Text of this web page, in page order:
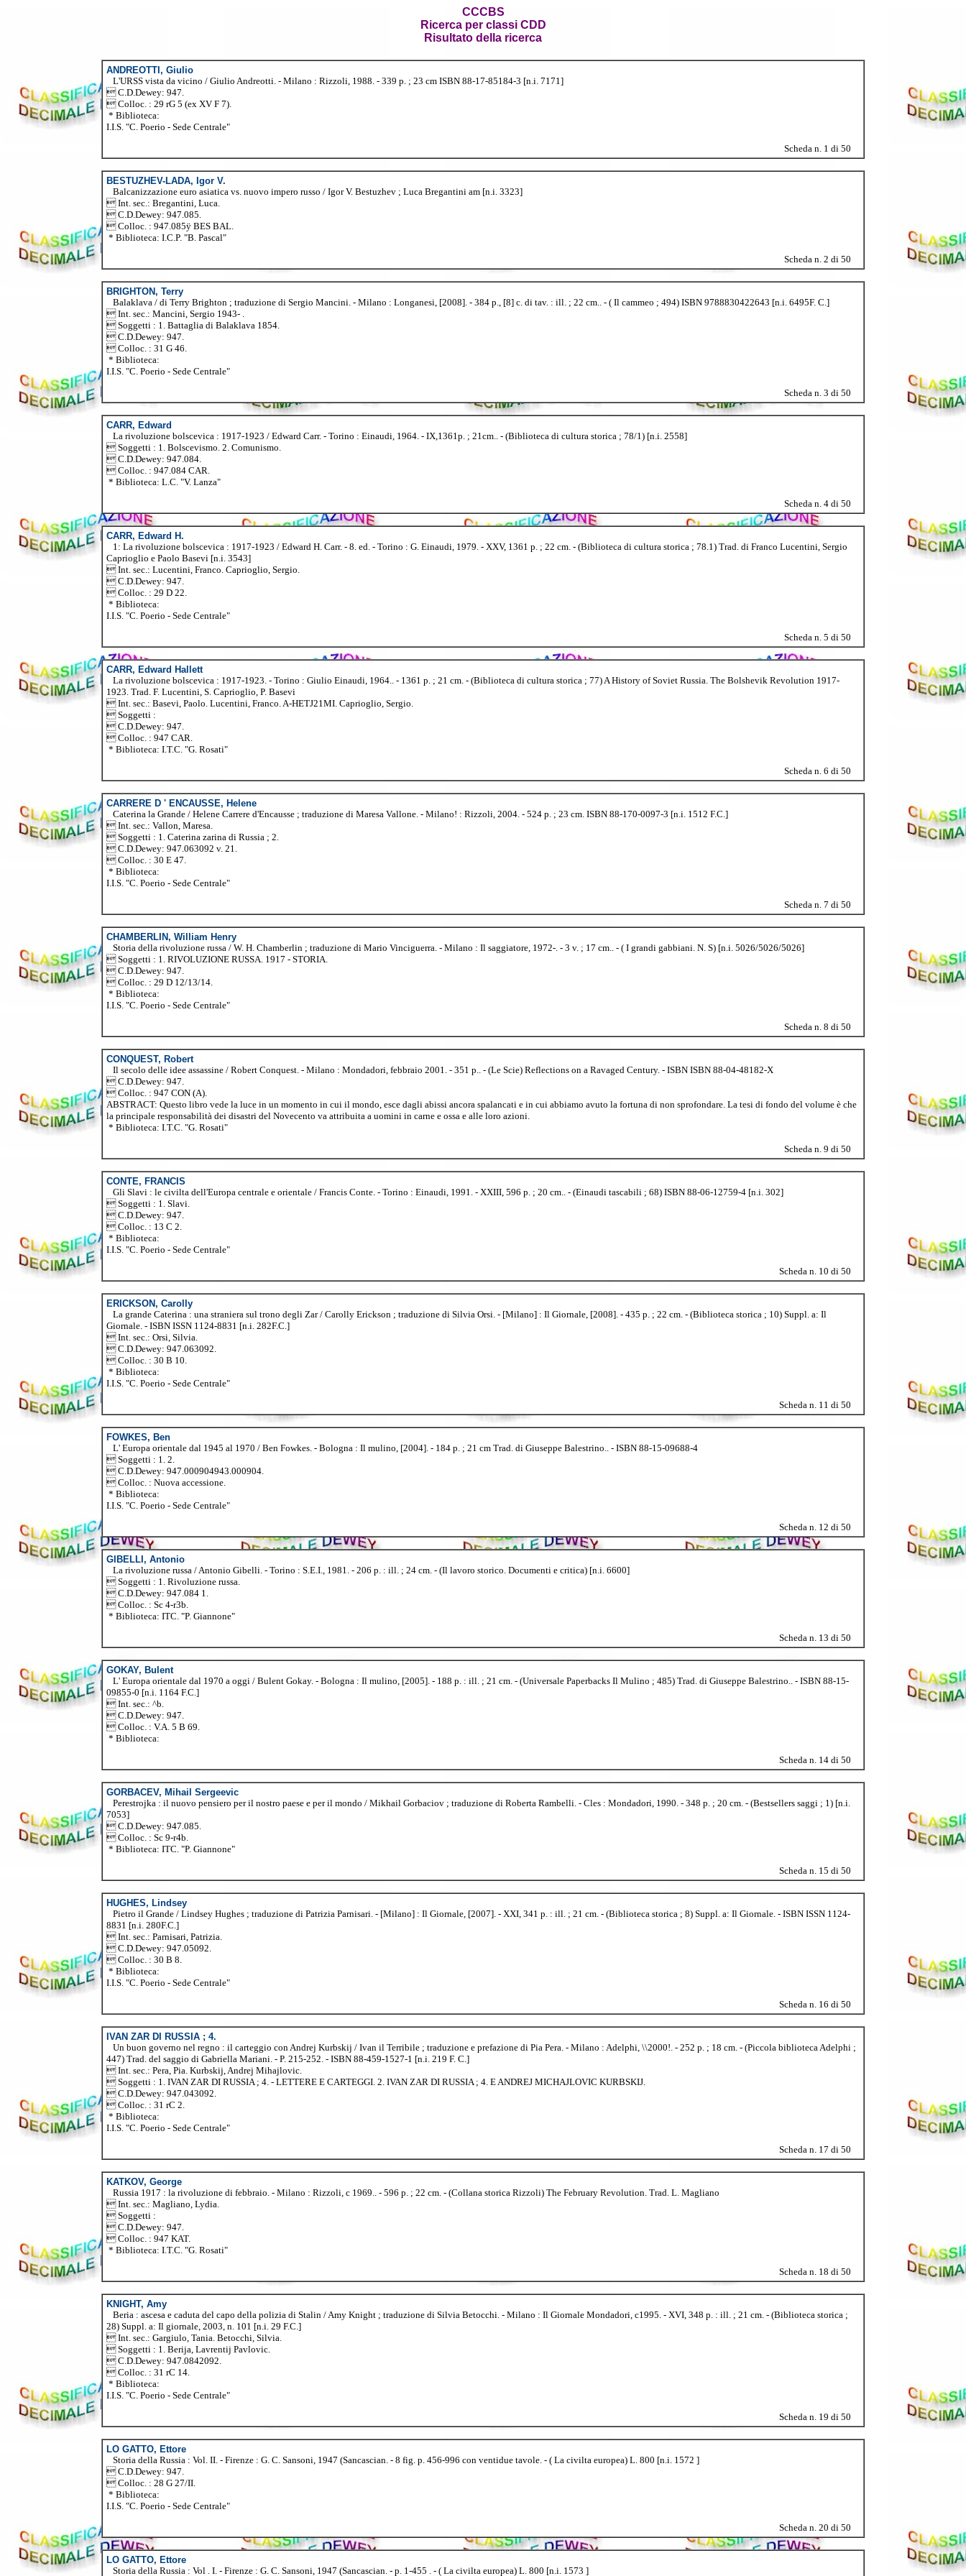
CCCBS
Ricerca per classi CDD
Risultato della ricerca
ANDREOTTI, Giulio
L'URSS vista da vicino / Giulio Andreotti. - Milano : Rizzoli, 1988. - 339 p. ; 23 cm ISBN 88-17-85184-3 [n.i. 7171]
 C.D.Dewey: 947.
 Colloc. : 29 rG 5 (ex XV F 7).
* Biblioteca:
I.I.S. "C. Poerio - Sede Centrale"
Scheda n. 1 di 50
BESTUZHEV-LADA, Igor V.
Balcanizzazione euro asiatica vs. nuovo impero russo / Igor V. Bestuzhev ; Luca Bregantini am [n.i. 3323]
 Int. sec.: Bregantini, Luca.
 C.D.Dewey: 947.085.
 Colloc. : 947.085ÿ BES BAL.
* Biblioteca: I.C.P. "B. Pascal"
Scheda n. 2 di 50
BRIGHTON, Terry
Balaklava / di Terry Brighton ; traduzione di Sergio Mancini. - Milano : Longanesi, [2008]. - 384 p., [8] c. di tav. : ill. ; 22 cm.. - ( Il cammeo ; 494) ISBN 9788830422643 [n.i. 6495F. C.]
 Int. sec.: Mancini, Sergio 1943- .
 Soggetti : 1. Battaglia di Balaklava 1854.
 C.D.Dewey: 947.
 Colloc. : 31 G 46.
* Biblioteca:
I.I.S. "C. Poerio - Sede Centrale"
Scheda n. 3 di 50
CARR, Edward
La rivoluzione bolscevica : 1917-1923 / Edward Carr. - Torino : Einaudi, 1964. - IX,1361p. ; 21cm.. - (Biblioteca di cultura storica ; 78/1) [n.i. 2558]
 Soggetti : 1. Bolscevismo. 2. Comunismo.
 C.D.Dewey: 947.084.
 Colloc. : 947.084 CAR.
* Biblioteca: L.C. "V. Lanza"
Scheda n. 4 di 50
CARR, Edward H.
1: La rivoluzione bolscevica : 1917-1923 / Edward H. Carr. - 8. ed. - Torino : G. Einaudi, 1979. - XXV, 1361 p. ; 22 cm. - (Biblioteca di cultura storica ; 78.1) Trad. di Franco Lucentini, Sergio
Caprioglio e Paolo Basevi [n.i. 3543]
 Int. sec.: Lucentini, Franco. Caprioglio, Sergio.
 C.D.Dewey: 947.
 Colloc. : 29 D 22.
* Biblioteca:
I.I.S. "C. Poerio - Sede Centrale"
Scheda n. 5 di 50
CARR, Edward Hallett
La rivoluzione bolscevica : 1917-1923. - Torino : Giulio Einaudi, 1964.. - 1361 p. ; 21 cm. - (Biblioteca di cultura storica ; 77) A History of Soviet Russia. The Bolshevik Revolution 1917-
1923. Trad. F. Lucentini, S. Caprioglio, P. Basevi
 Int. sec.: Basevi, Paolo. Lucentini, Franco. A-HETJ21MI. Caprioglio, Sergio.
 Soggetti :
 C.D.Dewey: 947.
 Colloc. : 947 CAR.
* Biblioteca: I.T.C. "G. Rosati"
Scheda n. 6 di 50
CARRERE D ' ENCAUSSE, Helene
Caterina la Grande / Helene Carrere d'Encausse ; traduzione di Maresa Vallone. - Milano! : Rizzoli, 2004. - 524 p. ; 23 cm. ISBN 88-170-0097-3 [n.i. 1512 F.C.]
 Int. sec.: Vallon, Maresa.
 Soggetti : 1. Caterina zarina di Russia ; 2.
 C.D.Dewey: 947.063092 v. 21.
 Colloc. : 30 E 47.
* Biblioteca:
I.I.S. "C. Poerio - Sede Centrale"
Scheda n. 7 di 50
CHAMBERLIN, William Henry
Storia della rivoluzione russa / W. H. Chamberlin ; traduzione di Mario Vinciguerra. - Milano : Il saggiatore, 1972-. - 3 v. ; 17 cm.. - ( I grandi gabbiani. N. S) [n.i. 5026/5026/5026]
 Soggetti : 1. RIVOLUZIONE RUSSA. 1917 - STORIA.
 C.D.Dewey: 947.
 Colloc. : 29 D 12/13/14.
* Biblioteca:
I.I.S. "C. Poerio - Sede Centrale"
Scheda n. 8 di 50
CONQUEST, Robert
Il secolo delle idee assassine / Robert Conquest. - Milano : Mondadori, febbraio 2001. - 351 p.. - (Le Scie) Reflections on a Ravaged Century. - ISBN ISBN 88-04-48182-X
 C.D.Dewey: 947.
 Colloc. : 947 CON (A).
ABSTRACT: Questo libro vede la luce in un momento in cui il mondo, esce dagli abissi ancora spalancati e in cui abbiamo avuto la fortuna di non sprofondare. La tesi di fondo del volume è che
la principale responsabilità dei disastri del Novecento va attribuita a uomini in carne e ossa e alle loro azioni.
* Biblioteca: I.T.C. "G. Rosati"
Scheda n. 9 di 50
CONTE, FRANCIS
Gli Slavi : le civilta dell'Europa centrale e orientale / Francis Conte. - Torino : Einaudi, 1991. - XXIII, 596 p. ; 20 cm.. - (Einaudi tascabili ; 68) ISBN 88-06-12759-4 [n.i. 302]
 Soggetti : 1. Slavi.
 C.D.Dewey: 947.
 Colloc. : 13 C 2.
* Biblioteca:
I.I.S. "C. Poerio - Sede Centrale"
Scheda n. 10 di 50
ERICKSON, Carolly
La grande Caterina : una straniera sul trono degli Zar / Carolly Erickson ; traduzione di Silvia Orsi. - [Milano] : Il Giornale, [2008]. - 435 p. ; 22 cm. - (Biblioteca storica ; 10) Suppl. a: Il
Giornale. - ISBN ISSN 1124-8831 [n.i. 282F.C.]
 Int. sec.: Orsi, Silvia.
 C.D.Dewey: 947.063092.
 Colloc. : 30 B 10.
* Biblioteca:
I.I.S. "C. Poerio - Sede Centrale"
Scheda n. 11 di 50
FOWKES, Ben
L' Europa orientale dal 1945 al 1970 / Ben Fowkes. - Bologna : Il mulino, [2004]. - 184 p. ; 21 cm Trad. di Giuseppe Balestrino.. - ISBN 88-15-09688-4
 Soggetti : 1. 2.
 C.D.Dewey: 947.000904943.000904.
 Colloc. : Nuova accessione.
* Biblioteca:
I.I.S. "C. Poerio - Sede Centrale"
Scheda n. 12 di 50
GIBELLI, Antonio
La rivoluzione russa / Antonio Gibelli. - Torino : S.E.I., 1981. - 206 p. : ill. ; 24 cm. - (Il lavoro storico. Documenti e critica) [n.i. 6600]
 Soggetti : 1. Rivoluzione russa.
 C.D.Dewey: 947.084 1.
 Colloc. : Sc 4-r3b.
* Biblioteca: ITC. "P. Giannone"
Scheda n. 13 di 50
GOKAY, Bulent
L' Europa orientale dal 1970 a oggi / Bulent Gokay. - Bologna : Il mulino, [2005]. - 188 p. : ill. ; 21 cm. - (Universale Paperbacks Il Mulino ; 485) Trad. di Giuseppe Balestrino.. - ISBN 88-15-
09855-0 [n.i. 1164 F.C.]
 Int. sec.: ^b.
 C.D.Dewey: 947.
 Colloc. : V.A. 5 B 69.
* Biblioteca:
Scheda n. 14 di 50
GORBACEV, Mihail Sergeevic
Perestrojka : il nuovo pensiero per il nostro paese e per il mondo / Mikhail Gorbaciov ; traduzione di Roberta Rambelli. - Cles : Mondadori, 1990. - 348 p. ; 20 cm. - (Bestsellers saggi ; 1) [n.i.
7053]
 C.D.Dewey: 947.085.
 Colloc. : Sc 9-r4b.
* Biblioteca: ITC. "P. Giannone"
Scheda n. 15 di 50
HUGHES, Lindsey
Pietro il Grande / Lindsey Hughes ; traduzione di Patrizia Parnisari. - [Milano] : Il Giornale, [2007]. - XXI, 341 p. : ill. ; 21 cm. - (Biblioteca storica ; 8) Suppl. a: Il Giornale. - ISBN ISSN 1124-
8831 [n.i. 280F.C.]
 Int. sec.: Parnisari, Patrizia.
 C.D.Dewey: 947.05092.
 Colloc. : 30 B 8.
* Biblioteca:
I.I.S. "C. Poerio - Sede Centrale"
Scheda n. 16 di 50
IVAN ZAR DI RUSSIA ; 4.
Un buon governo nel regno : il carteggio con Andrej Kurbskij / Ivan il Terribile ; traduzione e prefazione di Pia Pera. - Milano : Adelphi, \\2000!. - 252 p. ; 18 cm. - (Piccola biblioteca Adelphi ;
447) Trad. del saggio di Gabriella Mariani. - P. 215-252. - ISBN 88-459-1527-1 [n.i. 219 F. C.]
 Int. sec.: Pera, Pia. Kurbskij, Andrej Mihajlovic.
 Soggetti : 1. IVAN ZAR DI RUSSIA ; 4. - LETTERE E CARTEGGI. 2. IVAN ZAR DI RUSSIA ; 4. E ANDREJ MICHAJLOVIC KURBSKIJ.
 C.D.Dewey: 947.043092.
 Colloc. : 31 rC 2.
* Biblioteca:
I.I.S. "C. Poerio - Sede Centrale"
Scheda n. 17 di 50
KATKOV, George
Russia 1917 : la rivoluzione di febbraio. - Milano : Rizzoli, c 1969.. - 596 p. ; 22 cm. - (Collana storica Rizzoli) The February Revolution. Trad. L. Magliano
 Int. sec.: Magliano, Lydia.
 Soggetti :
 C.D.Dewey: 947.
 Colloc. : 947 KAT.
* Biblioteca: I.T.C. "G. Rosati"
Scheda n. 18 di 50
KNIGHT, Amy
Beria : ascesa e caduta del capo della polizia di Stalin / Amy Knight ; traduzione di Silvia Betocchi. - Milano : Il Giornale Mondadori, c1995. - XVI, 348 p. : ill. ; 21 cm. - (Biblioteca storica ;
28) Suppl. a: Il giornale, 2003, n. 101 [n.i. 29 F.C.]
 Int. sec.: Gargiulo, Tania. Betocchi, Silvia.
 Soggetti : 1. Berija, Lavrentij Pavlovic.
 C.D.Dewey: 947.0842092.
 Colloc. : 31 rC 14.
* Biblioteca:
I.I.S. "C. Poerio - Sede Centrale"
Scheda n. 19 di 50
LO GATTO, Ettore
Storia della Russia : Vol. II. - Firenze : G. C. Sansoni, 1947 (Sancascian. - 8 fig. p. 456-996 con ventidue tavole. - ( La civilta europea) L. 800 [n.i. 1572 ]
 C.D.Dewey: 947.
 Colloc. : 28 G 27/II.
* Biblioteca:
I.I.S. "C. Poerio - Sede Centrale"
Scheda n. 20 di 50
LO GATTO, Ettore
Storia della Russia : Vol . I. - Firenze : G. C. Sansoni, 1947 (Sancascian. - p. 1-455 . - ( La civilta europea) L. 800 [n.i. 1573 ]